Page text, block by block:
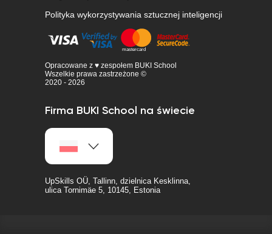
Polityka wykorzystywania sztucznej inteligencji
Opracowane z ♥ zespołem BUKI School
Wszelkie prawa zastrzeżone ©
2020 - 2026
Firma BUKI School na świecie
UpSkills OÜ, Tallinn, dzielnica Kesklinna,
ulica Tornimäe 5, 10145, Estonia